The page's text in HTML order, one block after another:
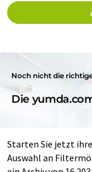
Noch nicht die
Die
Starten Sie jetzt
Auswahl an